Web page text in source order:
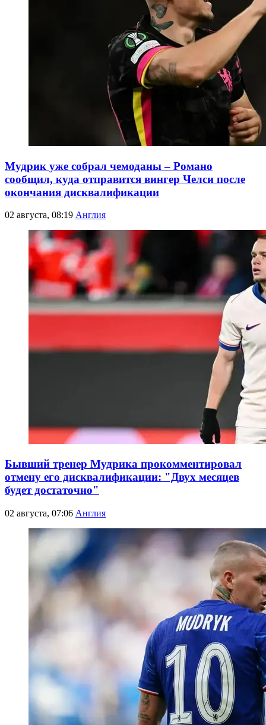
Мудрик уже собрал чемоданы – Романо
сообщил, куда отправится вингер Челси после
окончания дисквалификации
02 августа, 08:19 Англия
Бывший тренер Мудрика прокомментировал
отмену его дисквалификации: "Двух месяцев
будет достаточно"
02 августа, 07:06 Англия